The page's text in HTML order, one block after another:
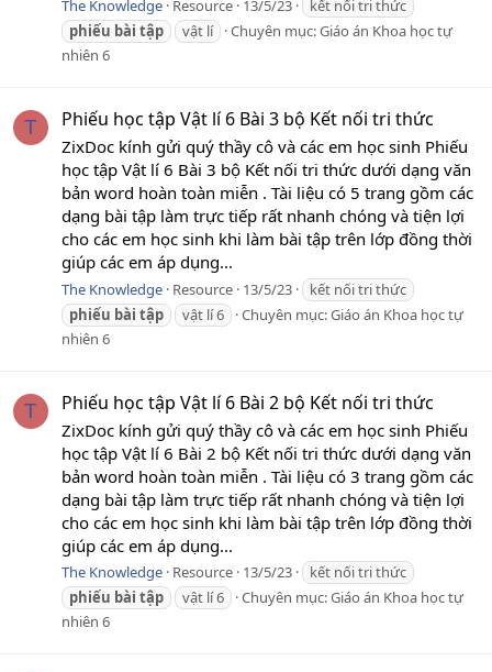
The Knowledge Resource 13/5/23
kết nối tri thức
phiếu bài tập vật lí Chuyên mục:Giáo án Khoa học tự
nhiên 6
T Phiếu học tập Vật lí 6 Bài 3 bộ Kết nối tri thức
ZixDoc kính gửi quý thầy cô và các em học sinh Phiếu
học tập Vật lí 6 Bài 3 bộ Kết nối tri thức dưới dạng văn
bản word hoàn toàn miễn . Tài liệu có 5 trang gồm các
dạng bài tập làm trực tiếp rất nhanh chóng và tiện lợi
cho các em học sinh khi làm bài tập trên lớp đồng thời
giúp các em áp dụng...
The Knowledge Resource 13/5/23
kết nối tri thức
phiếu bài tập vật lí 6 Chuyên mục:Giáo án Khoa học tự
nhiên 6
T Phiếu học tập Vật lí 6 Bài 2 bộ Kết nối tri thức
ZixDoc kính gửi quý thầy cô và các em học sinh Phiếu
học tập Vật lí 6 Bài 2 bộ Kết nối tri thức dưới dạng văn
bản word hoàn toàn miễn . Tài liệu có 3 trang gồm các
dạng bài tập làm trực tiếp rất nhanh chóng và tiện lợi
cho các em học sinh khi làm bài tập trên lớp đồng thời
giúp các em áp dụng...
The Knowledge Resource 13/5/23
kết nối tri thức
phiếu bài tập vật lí 6 Chuyên mục:Giáo án Khoa học tự
nhiên 6